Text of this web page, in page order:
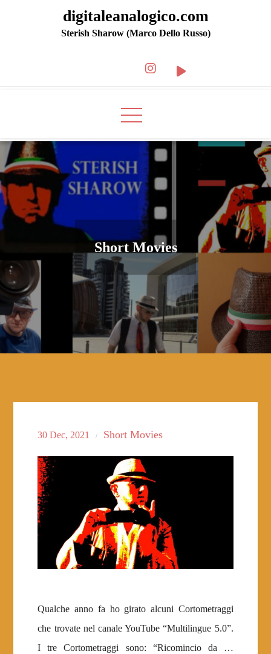
digitaleanalogico.com
Sterish Sharow (Marco Dello Russo)
Short Movies
30Dec, 2021 Short Movies
Qualche anno fa ho girato alcuni Cortometraggi
che trovate nel canale YouTube “Multilingue 5.0”.
I tre Cortometraggi sono: “Ricomincio da …